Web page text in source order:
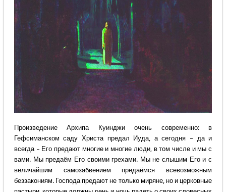
Произведение Архипа Куинджи очень современно: в
Гефсиманском саду Христа предал Иуда, а сегодня – да и
всегда – Его предают многие и многие люди, в том числе и мы с
вами. Мы предаём Его своими грехами. Мы не слышим Его и с
величайшим самозабвением предаёмся всевозможным
беззакониям. Господа предают не только миряне, но и церковные